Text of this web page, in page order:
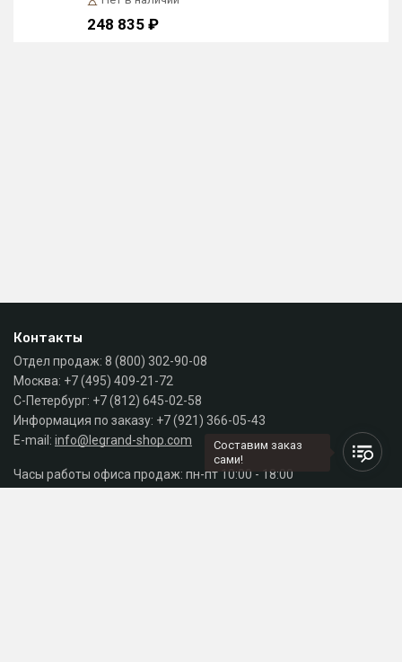
248 835 ₽
Контакты
Отдел продаж: 8 (800) 302-90-08
Москва: +7 (495) 409-21-72
С-Петербург: +7 (812) 645-02-58
Информация по заказу: +7 (921) 366-05-43
E-mail: info@legrand-shop.com
Часы работы офиса продаж: пн-пт 10:00 - 18:00
Составим заказ
сами!